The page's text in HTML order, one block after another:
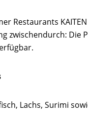
Restaurants
zwischendurch:
Lachs, Surimi